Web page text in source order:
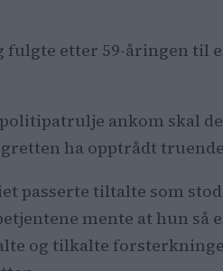
etter 59-åringen til
politipatrulje ankom skal
ha opptrådt
passerte tiltalte som
mente at hun så
og tilkalte